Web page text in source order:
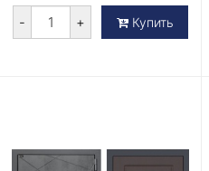
- + Купить